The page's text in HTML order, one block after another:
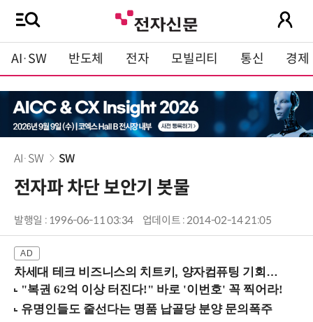
AI·SW 반도체 전자 모빌리티 통신 경제
AI·SW SW
전자파 차단 보안기 봇물
발행일 : 1996-06-11 03:34 업데이트 : 2014-02-14 21:05
차세대 테크 비즈니스의 치트키, 양자컴퓨팅 기회를 선점하라! (8/28 강남역)